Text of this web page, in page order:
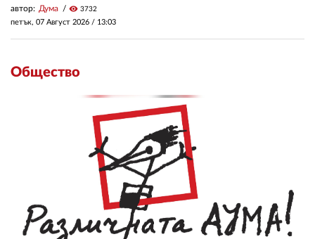
автор: Дума visibility 3732
петък, 07 Август 2026 / 13:03
Общество